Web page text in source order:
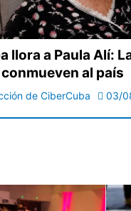
llora a Paula Alí:
al país
de CiberCuba 03/